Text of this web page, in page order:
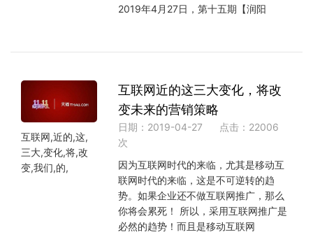
2019年4月27日，第十五期【润阳
互联网,近的,这,
三大,变化,将,改
变,我们,的,
互联网近的这三大变化，将改
变未来的营销策略
日期：2019-04-27
点击：22006
次
因为互联网时代的来临，尤其是移动互
联网时代的来临，这是不可逆转的趋
势。如果企业还不做互联网推广，那么
你将会累死！ 所以，采用互联网推广是
必然的趋势！而且是移动互联网